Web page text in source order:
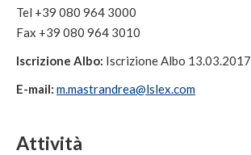
Tel +39 080 964 3000
Fax +39 080 964 3010
Iscrizione Albo: Iscrizione Albo 13.03.2017
E-mail: m.mastrandrea@lslex.com
Attività